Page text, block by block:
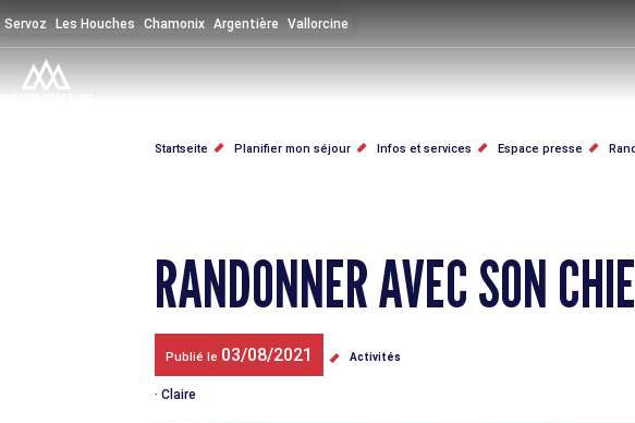
zum
Inhalt
Servoz Les Houches Chamonix Argentière Vallorcine
PFADNAVIGATION
Startseite Planifier mon séjour Infos et services Espace presse
RANDONNER AVEC SON
Publié le 03/08/2021 Activités
Claire